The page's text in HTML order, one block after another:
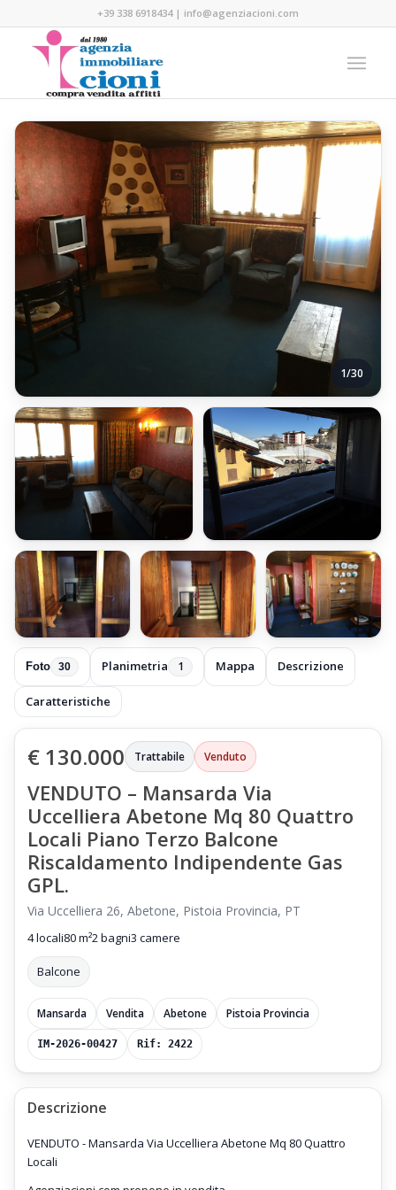
+39 338 6918434| info@agenziacioni.com
1/30
Foto 30 Planimetria 1 Mappa Descrizione
Caratteristiche
€ 130.000 Trattabile Venduto
VENDUTO – Mansarda Via
Uccelliera Abetone Mq 80 Quattro
Locali Piano Terzo Balcone
Riscaldamento Indipendente Gas
GPL.
Via Uccelliera 26, Abetone, Pistoia Provincia, PT
4 locali80 m²2 bagni3 camere
Balcone
Mansarda Vendita Abetone Pistoia Provincia
IM-2026-00427 Rif: 2422
Descrizione
VENDUTO - Mansarda Via Uccelliera Abetone Mq 80 Quattro
Locali